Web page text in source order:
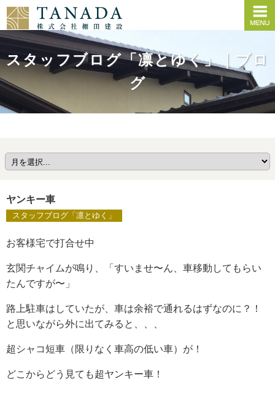
スタッフブログ「凛とゆく」｜ブロ
グ
ヤンキー車
スタッフブログ「凛とゆく」
お客様宅で打合せ中
玄関チャイムが鳴り、「すいませ〜ん、車移動してもらい
たんですが〜」
路上駐車はしていたが、車は余裕で通れるはずなのに？！
と思いながら外に出てみると、、、
超シャコ短車（限りなく車高の低い車）が！
どこからどう見ても超ヤンキー車！